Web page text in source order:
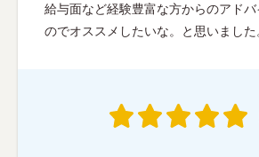
給与面など経験豊富な方からのアド
のでオススメしたいな。と思いました